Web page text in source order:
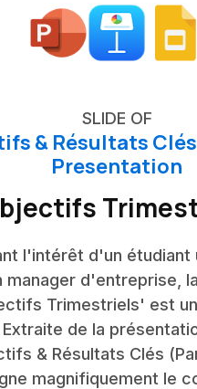
SLIDE OF
& Résultats
Presentation
l'intérêt d'un étudiant
manager d'entreprise,
Trimestriels' est
de la
& Résultats Clés
magnifiquement le